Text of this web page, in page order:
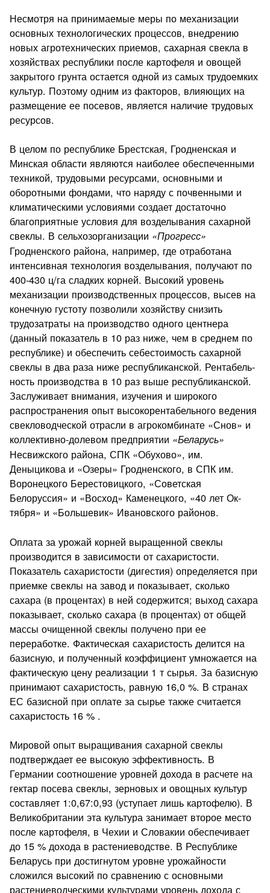
Несмотря на принимаемые меры по механизации
основных технологических процессов, внедрению
новых агротехнических приемов, сахарная свекла в
хозяйствах республики после карто­феля и овощей
закрытого грунта остается одной из самых трудо­емких
культур. Поэтому одним из факторов, влияющих на
раз­мещение ее посевов, является наличие трудовых
ресурсов.
В целом по республике Брестская, Гродненская и
Минская области являются наиболее обеспеченными
техникой, трудовы­ми ресурсами, основными и
оборотными фондами, что наряду с почвенными и
климатическими условиями создает достаточно
благоприятные условия для возделывания сахарной
свеклы. В сельхозорганизации «Прогресс»
Гродненского района, на­пример, где отработана
интенсивная технология возделывания, получают по
400-430 ц/га сладких корней. Высокий уровень
механизации производственных процессов, высев на
конечную густоту позволили хозяйству снизить
трудозатраты на про­изводство одного центнера
(данный показатель в 10 раз ниже, чем в среднем по
республике) и обеспечить себестоимость сахарной
свеклы в два раза ниже республиканской. Рентабель­
ность производства в 10 раз выше республиканской.
Заслужива­ет внимания, изучения и широкого
распространения опыт высо­корентабельного ведения
свекловодческой отрасли в агрокомбинате «Снов» и
коллективно-долевом предприятии «Беларусь»
Несвижского района, СПК «Обухово», им.
Деныцикова и «Озеры» Гродненского, в СПК им.
Воронецкого Берестовицкого, «Советская
Белоруссия» и «Восход» Каменецкого, «40 лет Ок­
тября» и «Большевик» Ивановского районов.
Оплата за урожай корней выращенной свеклы
производится в зависимости от сахаристости.
Показатель сахаристости (дигестия) определяется при
приемке свеклы на завод и пока­зывает, сколько
сахара (в процентах) в ней содержится; выход сахара
показывает, сколько сахара (в процентах) от общей
мас­сы очищенной свеклы получено при ее
переработке. Фактичес­кая сахаристость делится на
базисную, и полученный коэффи­циент умножается на
фактическую цену реализации 1 т сырья. За базисную
принимают сахаристость, равную 16,0 %. В стра­нах
ЕС базисной при оплате за сырье также считается
сахарис­тость 16 % .
Мировой опыт выращивания сахарной свеклы
подтверждает ее высокую эффективность. В
Германии соотношение уровней дохода в расчете на
гектар посева свеклы, зерновых и овощных культур
составляет 1:0,67:0,93 (уступает лишь картофелю). В
Великобритании эта культура занимает второе место
после картофеля, в Чехии и Словакии обеспечивает
до 15 % дохода в растениеводстве. В Республике
Беларусь при достигнутом уров­не урожайности
сложился высокий по сравнению с основными
растениеводческими культурами уровень дохода с